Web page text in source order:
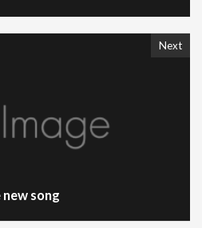
Next
song